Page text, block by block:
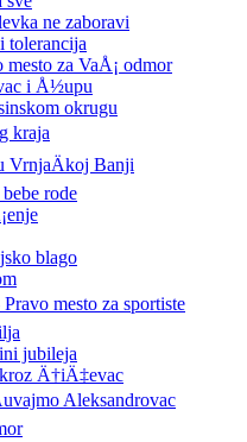
ne zaboravi
tolerancija
za VaÅ¡ odmor
i Å½upu
okrugu
kraja
Banji
rode
blago
mesto za sportiste
jubileja
Ä†iÄ‡evac
Aleksandrovac